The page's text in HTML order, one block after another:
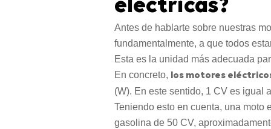
eléctricas?
Antes de hablarte sobre nuestras
fundamentalmente, a que todos
Esta es la unidad más adecuada
En concreto, los motores
(W). En este sentido, 1 CV es igual
Teniendo esto en cuenta, una moto
gasolina de 50 CV,